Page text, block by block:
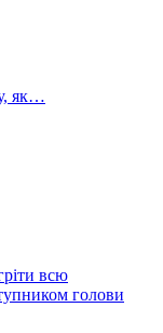
як…
всю
голови